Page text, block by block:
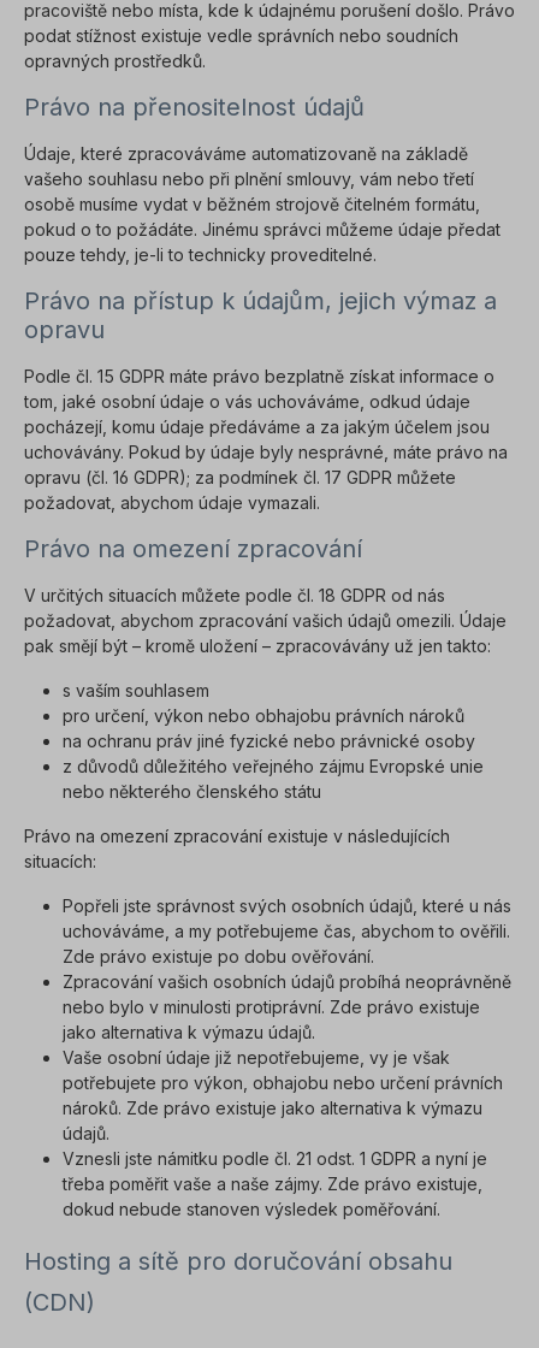
pracoviště nebo místa, kde k údajnému porušení došlo. Právo
podat stížnost existuje vedle správních nebo soudních
opravných prostředků.
Právo na přenositelnost údajů
Údaje, které zpracováváme automatizovaně na základě
vašeho souhlasu nebo při plnění smlouvy, vám nebo třetí
osobě musíme vydat v běžném strojově čitelném formátu,
pokud o to požádáte. Jinému správci můžeme údaje předat
pouze tehdy, je-li to technicky proveditelné.
Právo na přístup k údajům, jejich výmaz a
opravu
Podle čl. 15 GDPR máte právo bezplatně získat informace o
tom, jaké osobní údaje o vás uchováváme, odkud údaje
pocházejí, komu údaje předáváme a za jakým účelem jsou
uchovávány. Pokud by údaje byly nesprávné, máte právo na
opravu (čl. 16 GDPR); za podmínek čl. 17 GDPR můžete
požadovat, abychom údaje vymazali.
Právo na omezení zpracování
V určitých situacích můžete podle čl. 18 GDPR od nás
požadovat, abychom zpracování vašich údajů omezili. Údaje
pak smějí být – kromě uložení – zpracovávány už jen takto:
s vaším souhlasem
pro určení, výkon nebo obhajobu právních nároků
na ochranu práv jiné fyzické nebo právnické osoby
z důvodů důležitého veřejného zájmu Evropské unie
nebo některého členského státu
Právo na omezení zpracování existuje v následujících
situacích:
Popřeli jste správnost svých osobních údajů, které u nás
uchováváme, a my potřebujeme čas, abychom to ověřili.
Zde právo existuje po dobu ověřování.
Zpracování vašich osobních údajů probíhá neoprávněně
nebo bylo v minulosti protiprávní. Zde právo existuje
jako alternativa k výmazu údajů.
Vaše osobní údaje již nepotřebujeme, vy je však
potřebujete pro výkon, obhajobu nebo určení právních
nároků. Zde právo existuje jako alternativa k výmazu
údajů.
Vznesli jste námitku podle čl. 21 odst. 1 GDPR a nyní je
třeba poměřit vaše a naše zájmy. Zde právo existuje,
dokud nebude stanoven výsledek poměřování.
Hosting a sítě pro doručování obsahu
(CDN)